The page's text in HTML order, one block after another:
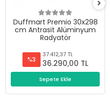
Duffmart Premio 30x298
cm Antrasit Alüminyum
Radyatör
%3
37.412,37 TL
36.290,00 TL
Sepete Ekle